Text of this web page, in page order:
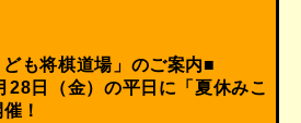
も将棋道場」のご案内■
28日（金）の平日に「夏休みこ
！